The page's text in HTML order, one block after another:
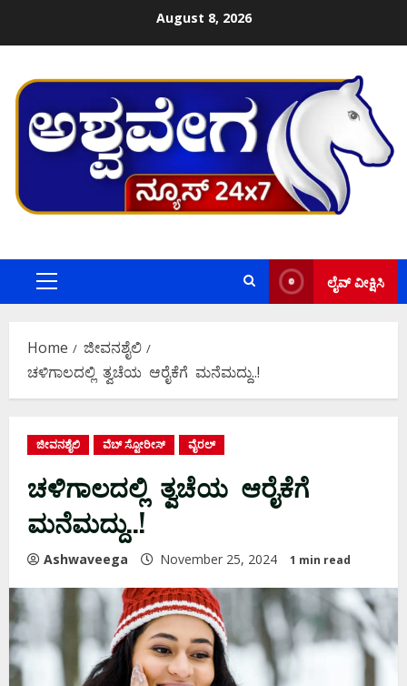
August 8, 2026
Primary
ಲೈವ್ ವೀಕ್ಷಿಸಿ
Home
ಜೀವನಶೈಲಿ
ಚಳಿಗಾಲದಲ್ಲಿ ತ್ವಚೆಯ ಆರೈಕೆಗೆ ಮನೆಮದ್ದು..!
ಜೀವನಶೈಲಿ ವೆಬ್ ಸ್ಟೋರೀಸ್ ವೈರಲ್
ಚಳಿಗಾಲದಲ್ಲಿ ತ್ವಚೆಯ ಆರೈಕೆಗೆ
ಮನೆಮದ್ದು..!
Ashwaveega November 25, 2024 1 min read